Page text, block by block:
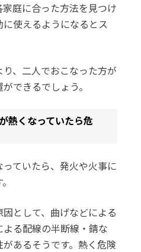
庭に合った方法を見つけ
使えるようになるとス
、二人でおこなった方が
できるでしょう。
熱くなっていたら危
ていたら、発火や火事に
として、曲げなどによる
る配線の半断線・錆な
あるそうです。熱く危険